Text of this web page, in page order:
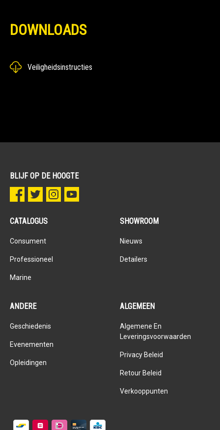
DOWNLOADS
Veiligheidsinstructies
BLIJF OP DE HOOGTE
CATALOGUS
Consument
Professioneel
Marine
SHOWROOM
Nieuws
Detailers
ANDERE
Geschiedenis
Evenementen
Opleidingen
ALGEMEEN
Algemene En
Leveringsvoorwaarden
Privacy Beleid
Retour Beleid
Verkooppunten